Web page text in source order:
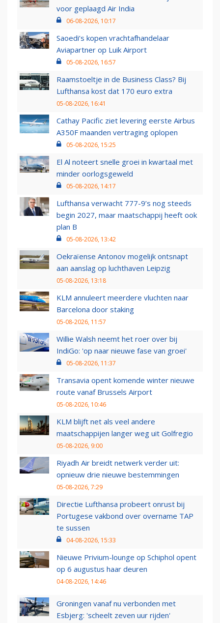
voor geplaagd Air India
06-08-2026, 10:17
Saoedi’s kopen vrachtafhandelaar
Aviapartner op Luik Airport
05-08-2026, 16:57
Raamstoeltje in de Business Class? Bij
Lufthansa kost dat 170 euro extra
05-08-2026, 16:41
Cathay Pacific ziet levering eerste Airbus
A350F maanden vertraging oplopen
05-08-2026, 15:25
El Al noteert snelle groei in kwartaal met
minder oorlogsgeweld
05-08-2026, 14:17
Lufthansa verwacht 777-9’s nog steeds
begin 2027, maar maatschappij heeft ook
plan B
05-08-2026, 13:42
Oekraïense Antonov mogelijk ontsnapt
aan aanslag op luchthaven Leipzig
05-08-2026, 13:18
KLM annuleert meerdere vluchten naar
Barcelona door staking
05-08-2026, 11:57
Willie Walsh neemt het roer over bij
IndiGo: 'op naar nieuwe fase van groei'
05-08-2026, 11:37
Transavia opent komende winter nieuwe
route vanaf Brussels Airport
05-08-2026, 10:46
KLM blijft net als veel andere
maatschappijen langer weg uit Golfregio
05-08-2026, 9:00
Riyadh Air breidt netwerk verder uit:
opnieuw drie nieuwe bestemmingen
05-08-2026, 7:29
Directie Lufthansa probeert onrust bij
Portugese vakbond over overname TAP
te sussen
04-08-2026, 15:33
Nieuwe Privium-lounge op Schiphol opent
op 6 augustus haar deuren
04-08-2026, 14:46
Groningen vanaf nu verbonden met
Esbjerg: 'scheelt zeven uur rijden'